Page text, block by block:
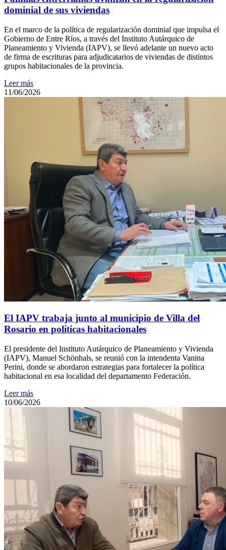
dominial de sus viviendas
En el marco de la política de regularización dominial que impulsa el
Gobierno de Entre Ríos, a través del Instituto Autárquico de
Planeamiento y Vivienda (IAPV), se llevó adelante un nuevo acto
de firma de escrituras para adjudicatarios de viviendas de distintos
grupos habitacionales de la provincia.
Leer más
11/06/2026
El IAPV trabaja junto al municipio de Villa del
Rosario en políticas habitacionales
El presidente del Instituto Autárquico de Planeamiento y Vivienda
(IAPV), Manuel Schönhals, se reunió con la intendenta Vanina
Perini, donde se abordaron estrategias para fortalecer la política
habitacional en esa localidad del departamento Federación.
Leer más
10/06/2026